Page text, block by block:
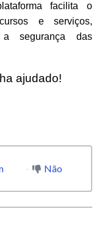
facilita o
e serviços,
segurança das
ajudado!
Não